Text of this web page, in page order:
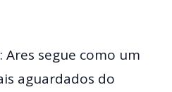
segue como um
aguardados do